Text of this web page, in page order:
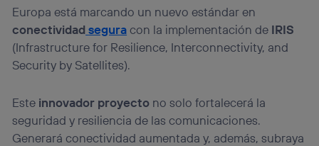
Europa está marcando un nuevo estándar en
conectividadseguracon la implementación de IRIS
(Infrastructure for Resilience, Interconnectivity, and
Security by Satellites).
Este innovador proyecto no solo fortalecerá la
seguridad y resiliencia de las comunicaciones.
Generará conectividad aumentada y, además, subraya